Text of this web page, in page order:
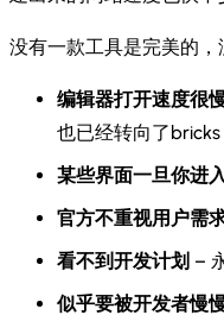
没有一款工具是完美的
编辑器打开速度很
也已经转向了bricks
某些界面一旦你进
官方不重视用户需
看不到开发计划 –
似乎要被开发者慢